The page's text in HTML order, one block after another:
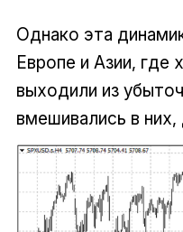
Однако эта
Европе и Азии,
выходили из
вмешивались в них,